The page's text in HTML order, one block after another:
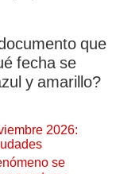
que
fecha se
y amarillo?
2026:
se